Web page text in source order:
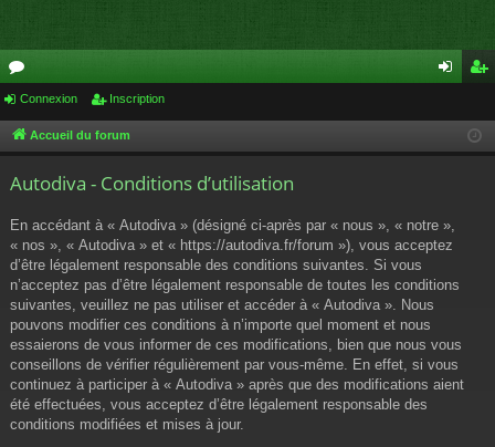
or
u cri
Connexion Inscription
Accueil du forum
Autodiva - Conditions d’utilisation
En accédant à « Autodiva » (désigné ci-après par « nous », « notre »,
« nos », « Autodiva » et « https://autodiva.fr/forum »), vous acceptez
d’être légalement responsable des conditions suivantes. Si vous
n’acceptez pas d’être légalement responsable de toutes les conditions
suivantes, veuillez ne pas utiliser et accéder à « Autodiva ». Nous
pouvons modifier ces conditions à n’importe quel moment et nous
essaierons de vous informer de ces modifications, bien que nous vous
conseillons de vérifier régulièrement par vous-même. En effet, si vous
continuez à participer à « Autodiva » après que des modifications aient
été effectuées, vous acceptez d’être légalement responsable des
conditions modifiées et mises à jour.